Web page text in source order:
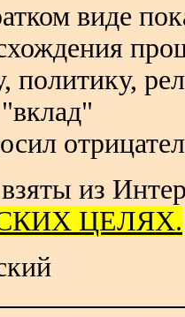
виде
политику,
из
ЦЕЛЯХ.